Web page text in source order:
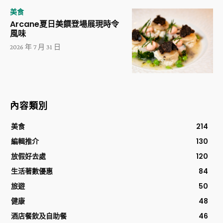
美食
Arcane夏日美饌登場展現時令
風味
2026 年 7 月 31 日
內容類別
美食
214
編輯推介
130
放假好去處
120
生活著數優惠
84
旅遊
50
健康
48
酒店餐飲及自助餐
46